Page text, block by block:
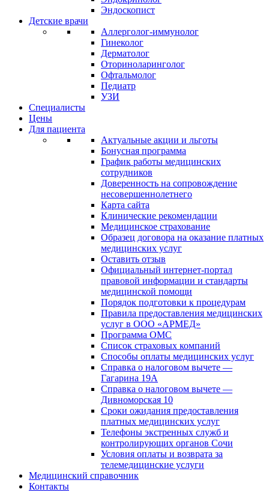
Эндоскопист
Детские врачи
Аллерголог-иммунолог
Гинеколог
Дерматолог
Оториноларинголог
Офтальмолог
Педиатр
УЗИ
Специалисты
Цены
Для пациента
Актуальные акции и льготы
Бонусная программа
График работы медицинских
сотрудников
Доверенность на сопровождение
несовершеннолетнего
Карта сайта
Клинические рекомендации
Медицинское страхование
Образец договора на оказание платных
медицинских услуг
Оставить отзыв
Официальный интернет-портал
правовой информации и стандарты
медицинской помощи
Порядок подготовки к процедурам
Правила предоставления медицинских
услуг в ООО «АРМЕД»
Программа ОМС
Список страховых компаний
Способы оплаты медицинских услуг
Справка о налоговом вычете —
Гагарина 19А
Справка о налоговом вычете —
Дивноморская 10
Сроки ожидания предоставления
платных медицинских услуг
Телефоны экстренных служб и
контролирующих органов Сочи
Условия оплаты и возврата за
телемедицинские услуги
Медицинский справочник
Контакты